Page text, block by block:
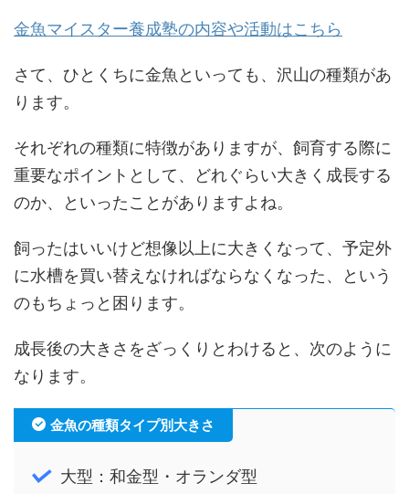
金魚マイスター養成塾の内容や活動はこちら
さて、ひとくちに金魚といっても、沢山の種類があ
ります。
それぞれの種類に特徴がありますが、飼育する際に
重要なポイントとして、どれぐらい大きく成長する
のか、といったことがありますよね。
飼ったはいいけど想像以上に大きくなって、予定外
に水槽を買い替えなければならなくなった、という
のもちょっと困ります。
成長後の大きさをざっくりとわけると、次のように
なります。
金魚の種類タイプ別大きさ
大型：和金型・オランダ型